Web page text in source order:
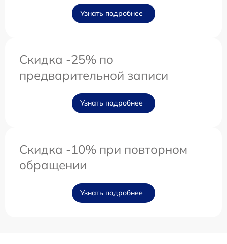
Узнать подробнее
Скидка -25% по
предварительной записи
Узнать подробнее
Скидка -10% при повторном
обращении
Узнать подробнее